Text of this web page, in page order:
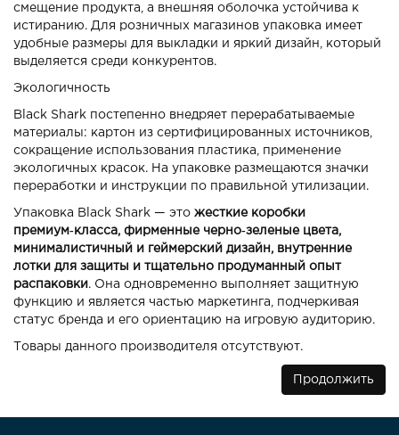
смещение продукта, а внешняя оболочка устойчива к
истиранию. Для розничных магазинов упаковка имеет
удобные размеры для выкладки и яркий дизайн, который
выделяется среди конкурентов.
Экологичность
Black Shark постепенно внедряет перерабатываемые
материалы: картон из сертифицированных источников,
сокращение использования пластика, применение
экологичных красок. На упаковке размещаются значки
переработки и инструкции по правильной утилизации.
Упаковка Black Shark — это жесткие коробки
премиум‑класса, фирменные черно‑зеленые цвета,
минималистичный и геймерский дизайн, внутренние
лотки для защиты и тщательно продуманный опыт
распаковки. Она одновременно выполняет защитную
функцию и является частью маркетинга, подчеркивая
статус бренда и его ориентацию на игровую аудиторию.
Товары данного производителя отсутствуют.
Продолжить